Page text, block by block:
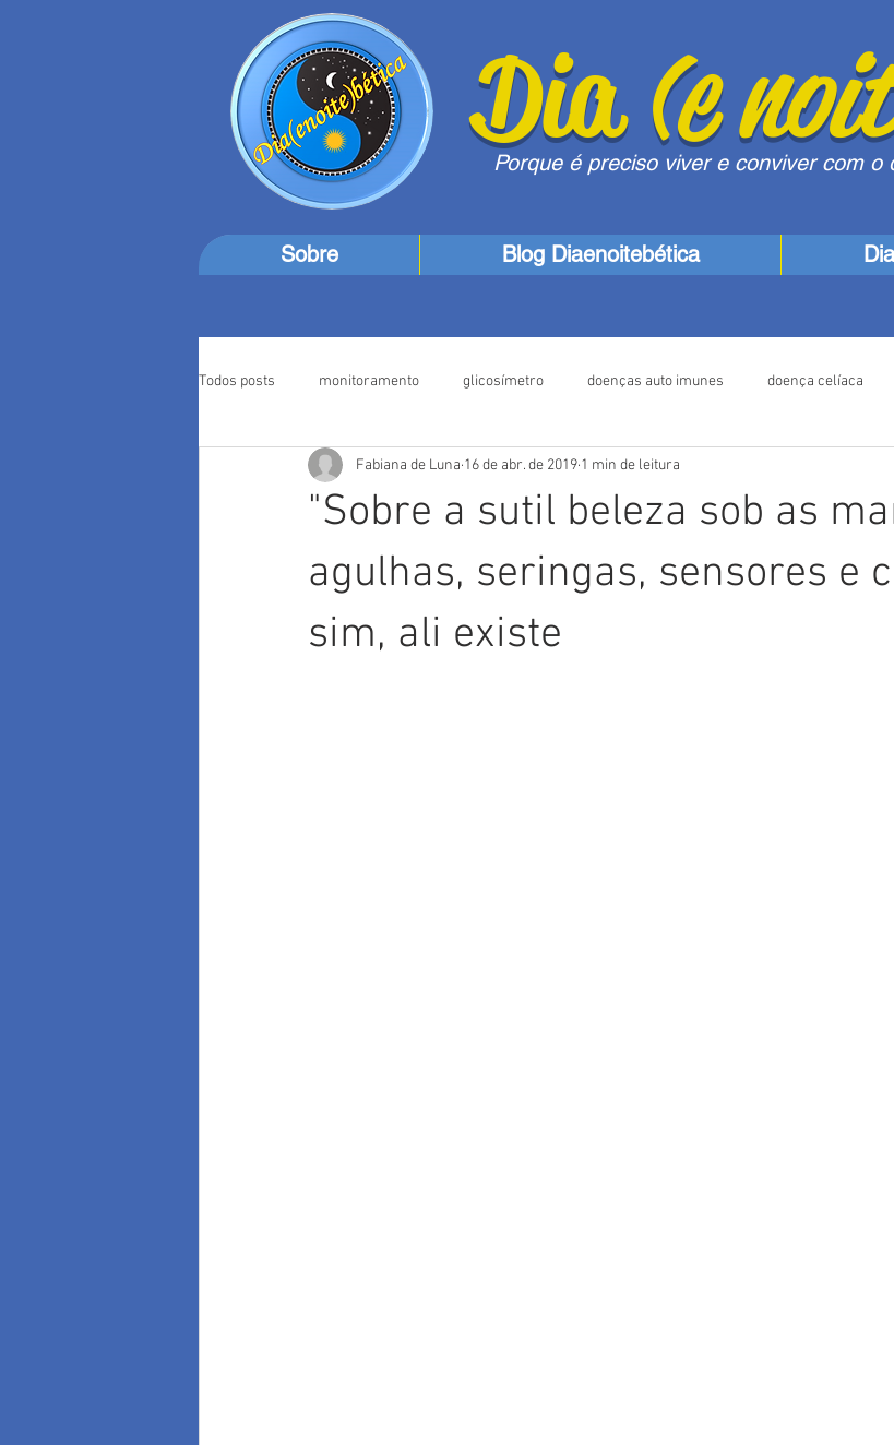
Dia(e
Porque é preciso viver e conviver com
Sobre Blog Diaenoitebética
Todos posts monitoramento glicosímetro doenças auto imunes doença celíaca
"Sobre a sutil beleza sob as
agulhas, seringas, sensores e
sim, ali existe
Fabiana de Luna 16 de abr. de 2019 1 min de leitura